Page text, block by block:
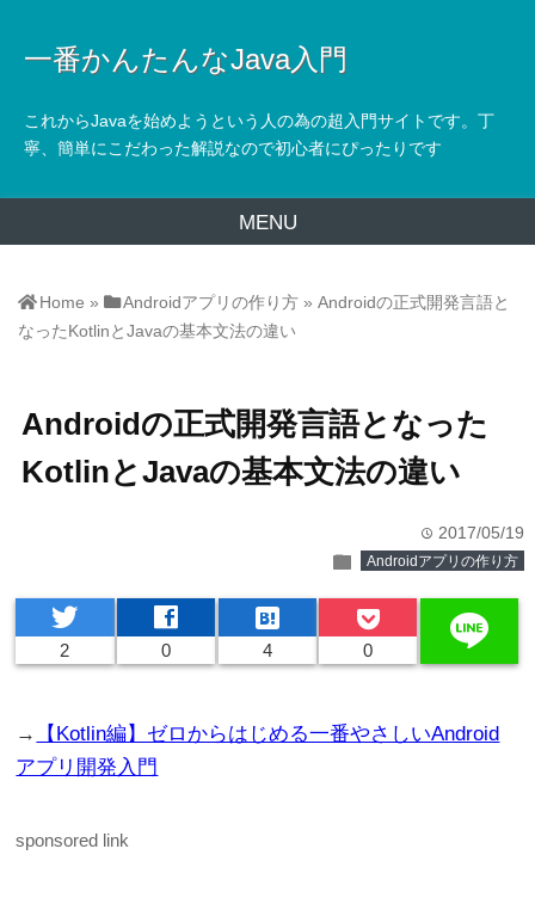
一番かんたんなJava入門
これからJavaを始めようという人の為の超入門サイトです。丁
寧、簡単にこだわった解説なので初心者にぴったりです
MENU
Home » Androidアプリの作り方 »Androidの正式開発言語と
なったKotlinとJavaの基本文法の違い
Androidの正式開発言語となった
KotlinとJavaの基本文法の違い
time 2017/05/19
folder Androidアプリの作り方
twitter
2
facebook
0
hatenabookmark
4 0 line
→
【Kotlin編】ゼロからはじめる一番やさしいAndroid
アプリ開発入門
sponsored link